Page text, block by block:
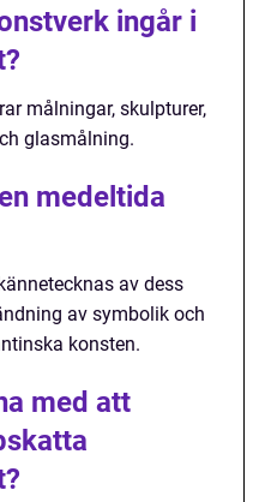
ingår i
målningar, skulpturer,
glasmålning.
medeltida
av dess
av symbolik och
konsten.
med att